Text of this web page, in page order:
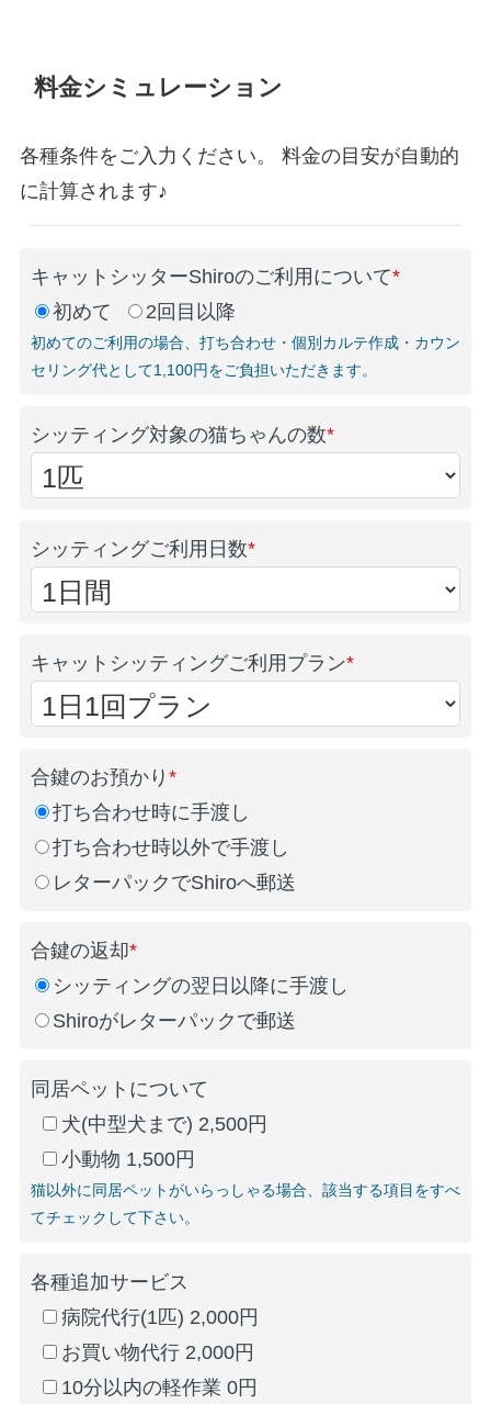
料金シミュレーション
各種条件をご入力ください。 料金の目安が自動的
に計算されます♪
キャットシッターShiroのご利用について*
初めて
2回目以降
初めてのご利用の場合、打ち合わせ・個別カルテ作成・カウン
セリング代として1,100円をご負担いただきます。
シッティング対象の猫ちゃんの数*
シッティングご利用日数*
キャットシッティングご利用プラン*
合鍵のお預かり *
打ち合わせ時に手渡し
打ち合わせ時以外で手渡し
レターパックでShiroへ郵送
合鍵の返却*
シッティングの翌日以降に手渡し
Shiroがレターパックで郵送
同居ペットについて
犬(中型犬まで) 2,500円
小動物 1,500円
猫以外に同居ペットがいらっしゃる場合、該当する項目をすべ
てチェックして下さい。
各種追加サービス
病院代行(1匹) 2,000円
お買い物代行 2,000円
10分以内の軽作業 0円